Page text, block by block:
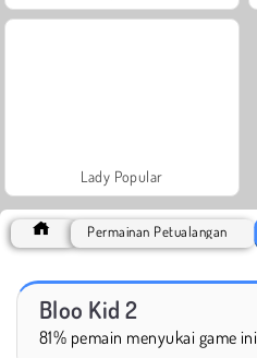
Lady Popular
Permainan Petualangan
Bloo Kid 2
81% pemain menyukai game ini